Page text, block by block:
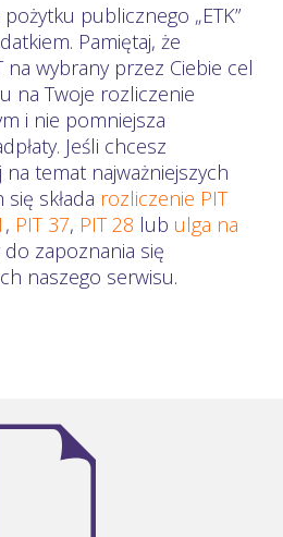
publicznego „ETK”
Pamiętaj, że
na wybrany przez Ciebie cel
na Twoje rozliczenie
i nie pomniejsza
Jeśli chcesz
temat najważniejszych
składa rozliczenie PIT
, PIT 37, PIT 28 lub ulga na
zapoznania się
naszego serwisu.